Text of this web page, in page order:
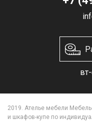
2019. Ателье мебели
и шкафов-купе по